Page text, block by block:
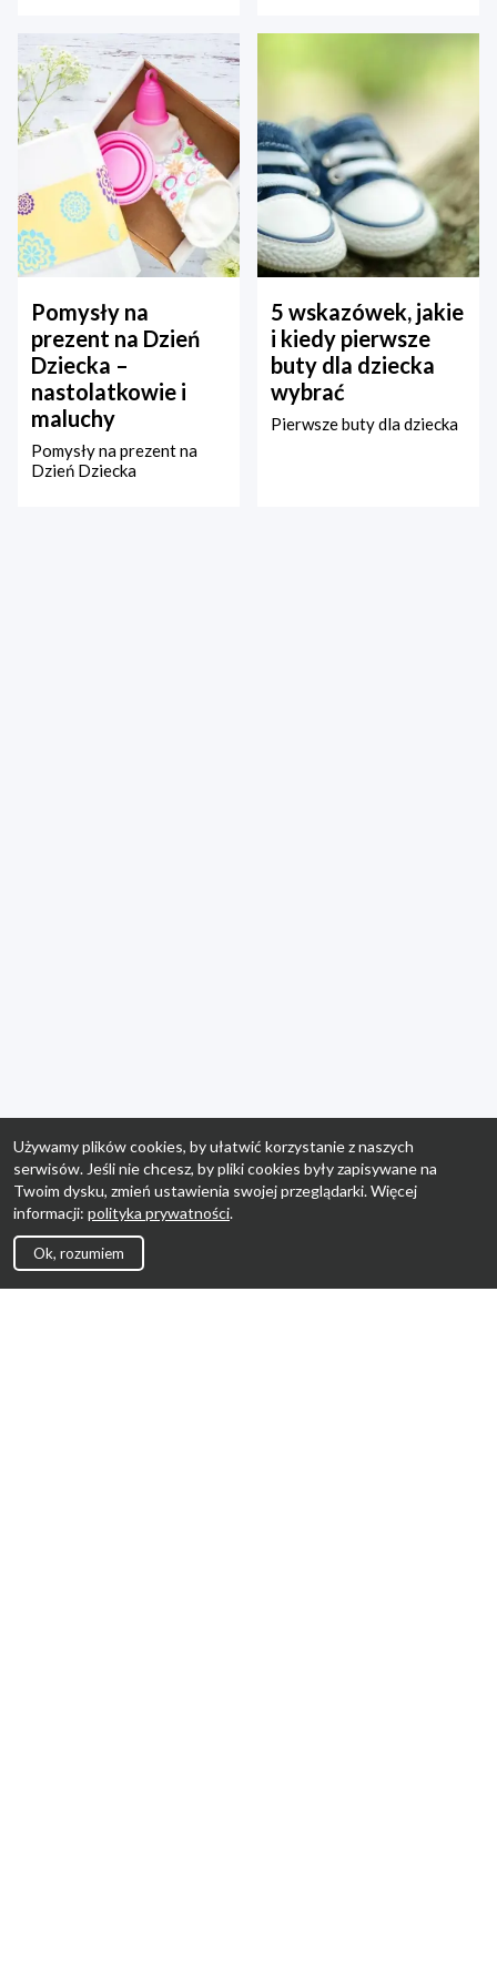
Pomysły na
prezent na Dzień
Dziecka –
nastolatkowie i
maluchy
Pomysły na prezent na
Dzień Dziecka
5 wskazówek, jakie
i kiedy pierwsze
buty dla dziecka
wybrać
Pierwsze buty dla dziecka
Używamy plików cookies, by ułatwić korzystanie z naszych
serwisów. Jeśli nie chcesz, by pliki cookies były zapisywane na
Twoim dysku, zmień ustawienia swojej przeglądarki. Więcej
informacji: polityka prywatności.
Ok, rozumiem